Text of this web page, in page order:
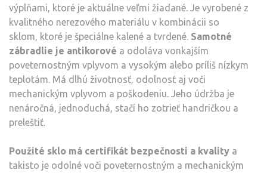
výplňami, ktoré je aktuálne veľmi žiadané. Je vyrobené z
kvalitného nerezového materiálu v kombinácii so
sklom, ktoré je špeciálne kalené a tvrdené. Samotné
zábradlie je antikorové a odoláva vonkajším
poveternostným vplyvom a vysokým alebo príliš nízkym
teplotám. Má dlhú životnosť, odolnosť aj voči
mechanickým vplyvom a poškodeniu. Jeho údržba je
nenáročná, jednoduchá, stačí ho zotrieť handričkou a
preleštiť.
Použité sklo má certifikát bezpečnosti a kvality a
takisto je odolné voči poveternostným a mechanickým